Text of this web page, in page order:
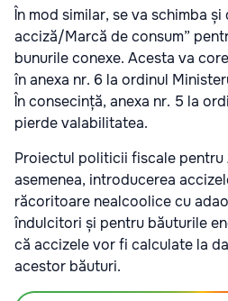
În mod similar, se va schimba
acciză/Marcă de consum”
bunurile conexe. Acesta va
în anexa nr. 6 la ordinul
În consecință, anexa nr. 5 la
pierde valabilitatea.
Proiectul politicii fiscale pentru
asemenea, introducerea
răcoritoare nealcoolice cu
îndulcitori și pentru băuturile
că accizele vor fi calculate la
acestor băuturi.